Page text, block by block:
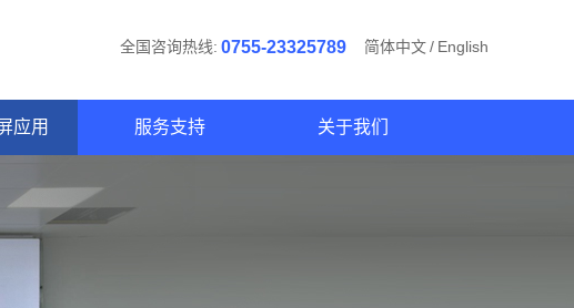
全国咨询热线: 0755-23325789 简体中文/ English
应用 服务支持 关于我们